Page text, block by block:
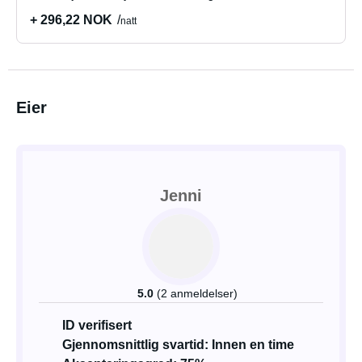
+ 296,22 NOK natt
Eier
Jenni
5.0 (2 anmeldelser)
ID verifisert
Gjennomsnittlig svartid: Innen en time